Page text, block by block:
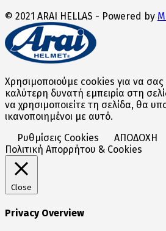
© 2021 ARAI HELLAS - Powered by
Χρησιμοποιούμε cookies για να
καλύτερη δυνατή εμπειρία στη
να χρησιμοποιείτε τη σελίδα, θα
ικανοποιημένοι με αυτό.
Ρυθμίσεις Cookies
ΑΠΟΔΟΧΗ
Πολιτική Απορρήτου & Cookies
Close
Privacy Overview